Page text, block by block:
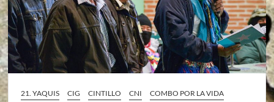
21. YAQUIS CIG CINTILLO CNI
COMBO POR LA VIDA